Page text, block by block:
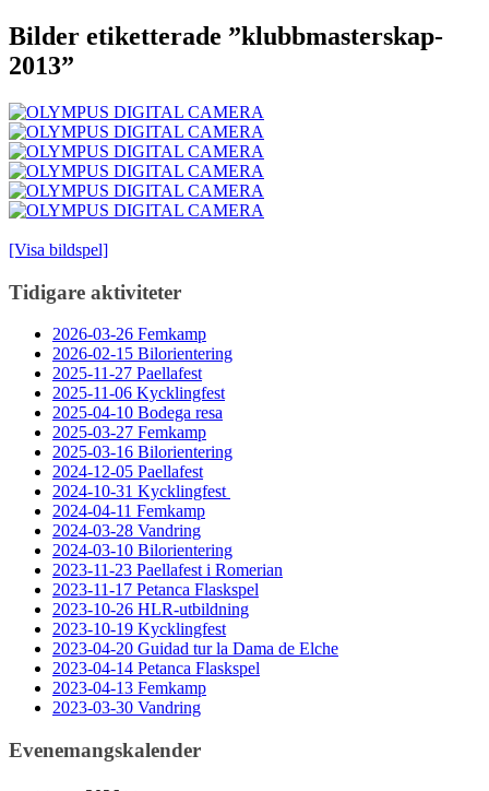
Bilder etiketterade ”klubbmasterskap-
2013”
[Visa bildspel]
Tidigare aktiviteter
2026-03-26 Femkamp
2026-02-15 Bilorientering
2025-11-27 Paellafest
2025-11-06 Kycklingfest
2025-04-10 Bodega resa
2025-03-27 Femkamp
2025-03-16 Bilorientering
2024-12-05 Paellafest
2024-10-31 Kycklingfest
2024-04-11 Femkamp
2024-03-28 Vandring
2024-03-10 Bilorientering
2023-11-23 Paellafest i Romerian
2023-11-17 Petanca Flaskspel
2023-10-26 HLR-utbildning
2023-10-19 Kycklingfest
2023-04-20 Guidad tur la Dama de Elche
2023-04-14 Petanca Flaskspel
2023-04-13 Femkamp
2023-03-30 Vandring
Evenemangskalender